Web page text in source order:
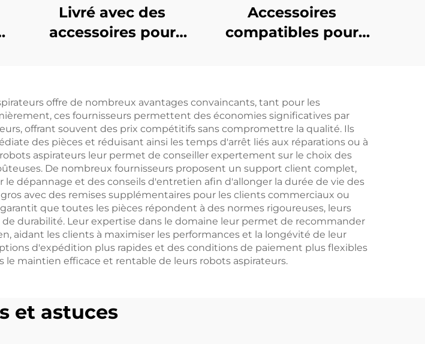
Livré avec des
accessoires pour
tissu de filtre ultra
S30 Pro, le sac à
poussière et le
liquide de nettoyage
Accessoires
compatibles pour
Rls3D, Écran de filtre,
Tissu, Brosse de
bord, Sac à poussière
et consommables
offre de nombreux avantages convaincants, tant pour les
ces fournisseurs permettent des économies significatives par
offrant souvent des prix compétitifs sans compromettre la qualité. Ils
des pièces et réduisant ainsi les temps d'arrêt liés aux réparations ou à
aspirateurs leur permet de conseiller expertement sur le choix des
De nombreux fournisseurs proposent un support client complet,
dépannage et des conseils d'entretien afin d'allonger la durée de vie des
avec des remises supplémentaires pour les clients commerciaux ou
que toutes les pièces répondent à des normes rigoureuses, leurs
durabilité. Leur expertise dans le domaine leur permet de recommander
les clients à maximiser les performances et la longévité de leur
d'expédition plus rapides et des conditions de paiement plus flexibles
maintien efficace et rentable de leurs robots aspirateurs.
et astuces